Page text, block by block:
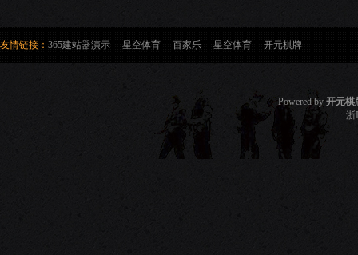
友情链接： 365建站器演示 星空体育 百家乐 星空体育 开元棋牌
Powered by 开元棋
浙